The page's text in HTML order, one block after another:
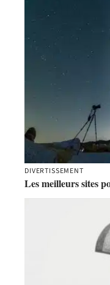
DIVERTISSEMENT
Les meilleurs sites